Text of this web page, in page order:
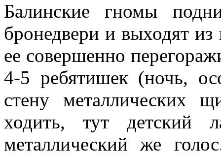
Балинские гномы
бронедвери и выходят из
ее совершенно
4-5 ребятишек (ночь,
стену металлических
ходить, тут детский
металлический же